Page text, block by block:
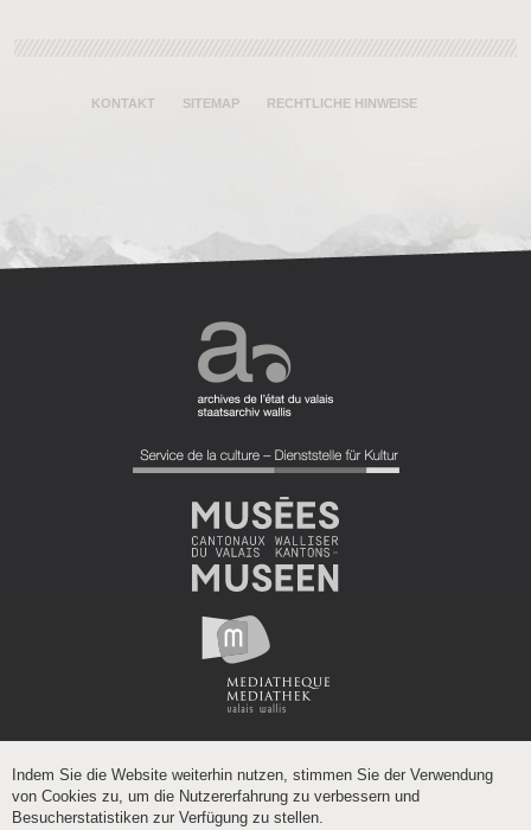
KONTAKT SITEMAP RECHTLICHE HINWEISE
Indem Sie die Website weiterhin nutzen, stimmen Sie der Verwendung
von Cookies zu, um die Nutzererfahrung zu verbessern und
Besucherstatistiken zur Verfügung zu stellen.